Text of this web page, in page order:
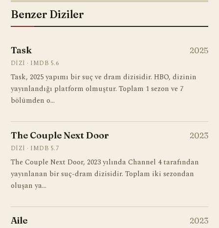
Benzer Diziler
Task 2025
DIZI · IMDB 5.6
Task, 2025 yapımı bir suç ve dram dizisidir. HBO, dizinin
yayınlandığı platform olmuştur. Toplam 1 sezon ve 7
bölümden o…
The Couple Next Door 2023
DIZI · IMDB 5.7
The Couple Next Door, 2023 yılında Channel 4 tarafından
yayınlanan bir suç-dram dizisidir. Toplam iki sezondan
oluşan ya…
Aile 2023